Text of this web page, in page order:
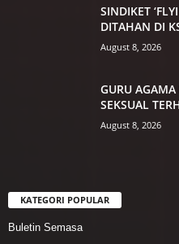
SINDIKET
DITAHAN DI
August 8, 2026
GURU
SEKSUAL
August 8, 2026
KATEGORI POPULAR
Buletin Semasa